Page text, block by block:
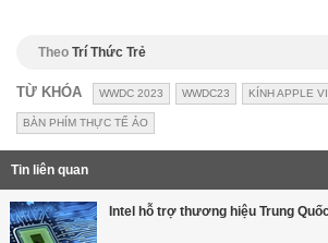
Theo Trí Thức Trẻ
TỪ KHÓA WWDC 2023 WWDC23 KÍNH APPLE
BÀN PHÍM THỰC TẾ ẢO
Tin liên quan
Intel hỗ trợ thương hiệu Trung